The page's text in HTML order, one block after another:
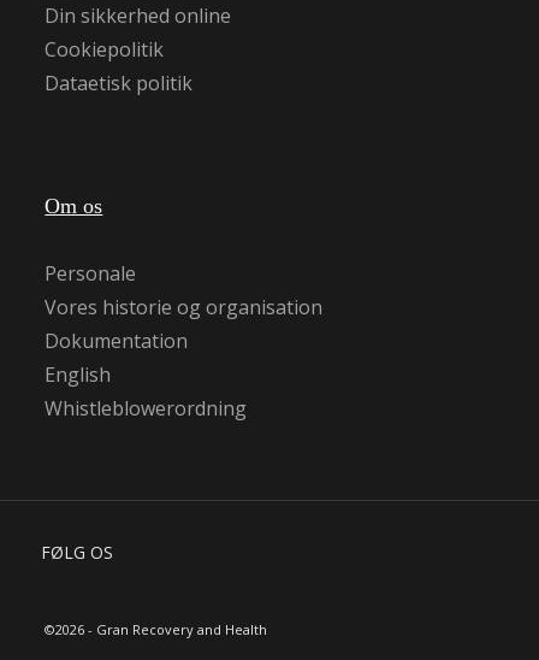
Din sikkerhed online
Cookiepolitik
Dataetisk politik
Om os
Personale
Vores historie og organisation
Dokumentation
English
Whistleblowerordning
FØLG OS
©2026 - Gran Recovery and Health